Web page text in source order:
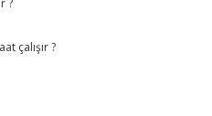
?
çalışır ?